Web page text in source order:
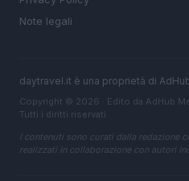
Note legali
daytravel.it è una proprietà di
Copyright © 2026 · Edito da AdHub
Tutti i diritti riservati
I contenuti sono curati dalla redazione
realizzati in collaborazione con autori